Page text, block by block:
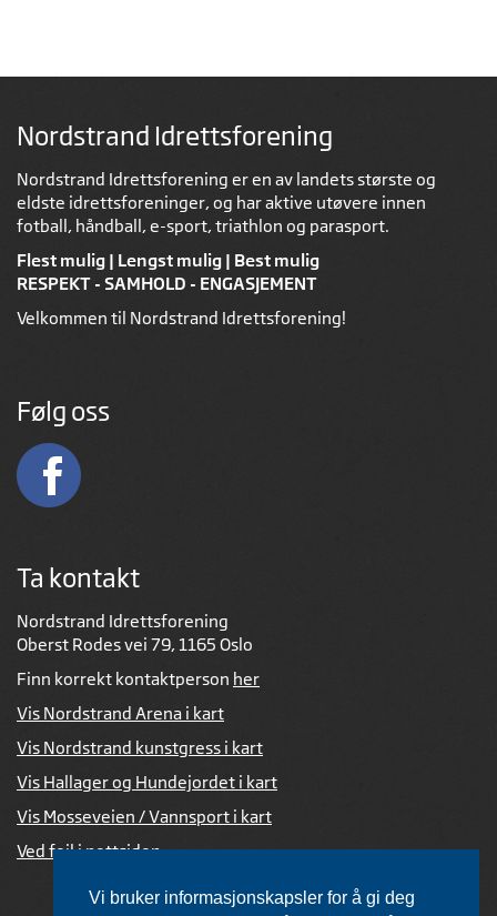
Vi bruker informasjonskapsler for å gi deg
Nordstrand Idrettsforening
Nordstrand Idrettsforening er en av landets største og
eldste idrettsforeninger, og har aktive utøvere innen
fotball, håndball, e-sport, triathlon og parasport.
Flest mulig | Lengst mulig | Best mulig
RESPEKT - SAMHOLD - ENGASJEMENT
Velkommen til Nordstrand Idrettsforening!
Følg oss
Ta kontakt
Nordstrand Idrettsforening
Oberst Rodes vei 79, 1165 Oslo
Finn korrekt kontaktperson her
Vis Nordstrand Arena i kart
Vis Nordstrand kunstgress i kart
Vis Hallager og Hundejordet i kart
Vis Mosseveien / Vannsport i kart
Ved feil i nettsiden